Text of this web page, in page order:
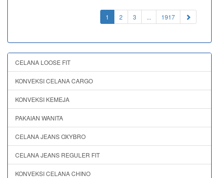
1 (current)
2 3 ... 1917
CELANA LOOSE FIT
KONVEKSI CELANA CARGO
KONVEKSI KEMEJA
PAKAIAN WANITA
CELANA JEANS OXYBRO
CELANA JEANS REGULER FIT
KONVEKSI CELANA CHINO